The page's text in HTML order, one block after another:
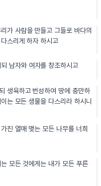
가 사람을 만들고 그들로 바다의
스리게 하자 하시고
남자와 여자를 창조하시고
생육하고 번성하여 땅에 충만하
는 모든 생물을 다스리라 하시니
진 열매 맺는 모든 나무를 너희
모든 것에게는 내가 모든 푸른